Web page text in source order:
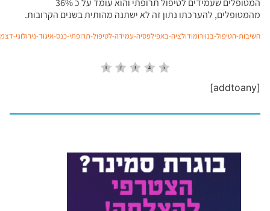
המטופלים שעמידים לטיפול תרופתי והוא עומד על כ 36%
להערכתו נתון זה לא ישתנה מהותית בשנים הקרובות.
בנוירומודולציה-באפילפסיה-עמידה-לטיפול-תרופתי-כנס-איגוד-נירולוגי-דצמבר-2019 הורד